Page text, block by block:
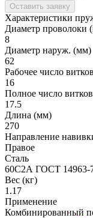
Оставить заявку
Характеристики
Диаметр проволоки
8
Диаметр наруж. (мм)
62
Рабочее число витков
16
Полное число витков
17.5
Длина (мм)
270
Направление
Правое
Сталь
60С2А ГОСТ 14963-
Вес (кг)
1.17
Применение
Комбинированный